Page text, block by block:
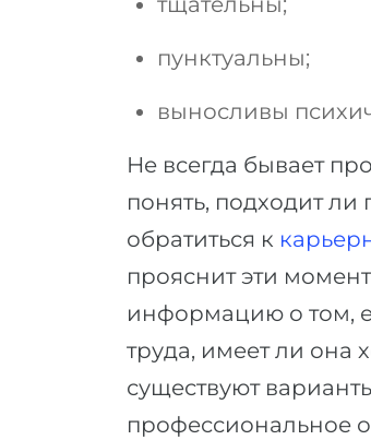
пунктуальны;
выносливы
Не всегда бывает
понять, подходит
обратиться к
прояснит эти
информацию о том,
труда, имеет ли она
существуют
профессиональное